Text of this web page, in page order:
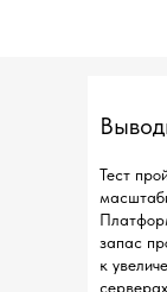
Тест
запас
к